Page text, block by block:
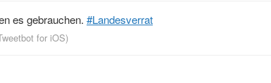
es gebrauchen. #Landesverrat
for iΟS)